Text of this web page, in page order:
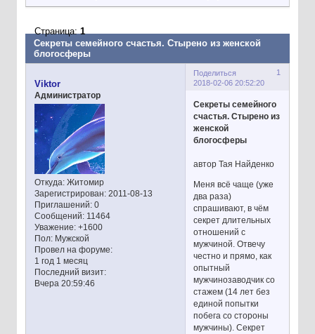
Секреты семейного счастья. Стырено из женской
блогосферы
Страница:1
Поделиться
1
2018-02-06 20:52:20
Viktor
Администратор
Откуда:Житомир
Зарегистрирован: 2011-08-13
Приглашений:0
Сообщений:11464
Уважение: +1600
Пол:Мужской
Провел на форуме:
1 год 1 месяц
Последний визит:
Вчера 20:59:46
Секреты семейного
счастья. Стырено из
женской
блогосферы
автор Тая Найденко
Меня всё чаще (уже
два раза)
спрашивают, в чём
секрет длительных
отношений с
мужчиной. Отвечу
честно и прямо, как
опытный
мужчинозаводчик со
стажем (14 лет без
единой попытки
побега со стороны
мужчины). Секрет